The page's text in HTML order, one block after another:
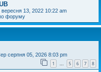
вересня 13, 2022 10:22 am
форуму
серпня 05, 2026 8:03 pm
1 … 5 6 7 8